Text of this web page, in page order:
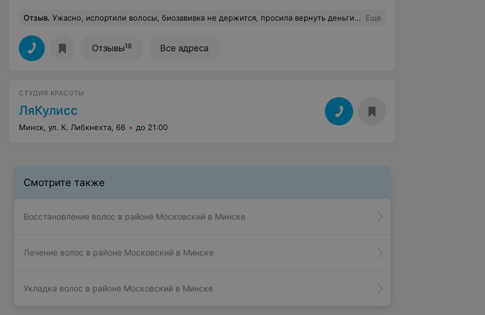
Отзыв. Ужасно, испортили волосы, биозавивка не держится, просила вернуть деньги, отказали сказали что так и должно быть, сказали что если я захочу подать в суд, то еще и сделают так что денег с меня сдерут ( это я так понимаю мне так угрожали ) Еще
Отзывы18 Все адреса
СТУДИЯ КРАСОТЫ
ЛяКулисс
Минск, ул. К. Либкнехта, 66 до 21:00
Смотрите также
Восстановление волос в районе Московский в Минске
Лечение волос в районе Московский в Минске
Укладка волос в районе Московский в Минске